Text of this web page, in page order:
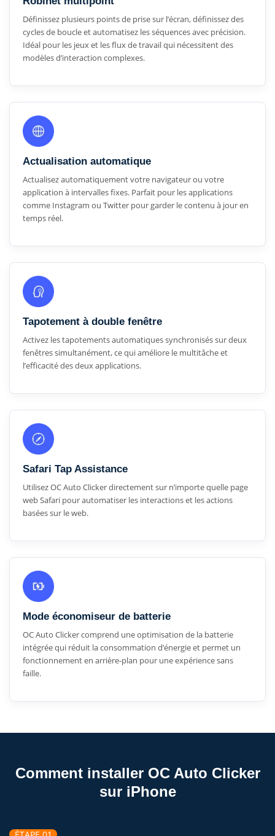
Définissez plusieurs points de prise sur l’écran, définissez des
cycles de boucle et automatisez les séquences avec précision.
Idéal pour les jeux et les flux de travail qui nécessitent des
modèles d’interaction complexes.
Actualisation automatique
Actualisez automatiquement votre navigateur ou votre
application à intervalles fixes. Parfait pour les applications
comme Instagram ou Twitter pour garder le contenu à jour en
temps réel.
Tapotement à double fenêtre
Activez les tapotements automatiques synchronisés sur deux
fenêtres simultanément, ce qui améliore le multitâche et
l’efficacité des deux applications.
Safari Tap Assistance
Utilisez OC Auto Clicker directement sur n’importe quelle page
web Safari pour automatiser les interactions et les actions
basées sur le web.
Mode économiseur de batterie
OC Auto Clicker comprend une optimisation de la batterie
intégrée qui réduit la consommation d’énergie et permet un
fonctionnement en arrière-plan pour une expérience sans
faille.
Comment installer OC Auto Clicker
sur iPhone